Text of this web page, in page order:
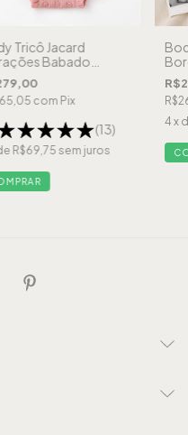
Tricô Jacard
Babado
Bordado
- Maior Fã
com Pix
(13)
R$69,75 sem juros
4 x